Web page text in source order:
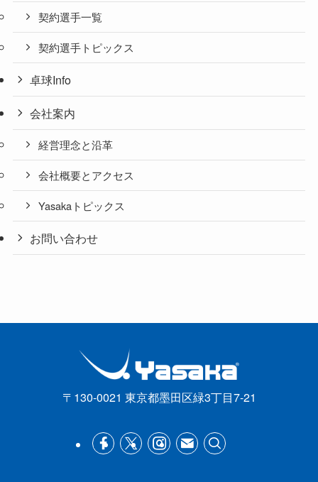
契約選手一覧
契約選手トピックス
卓球Info
会社案内
経営理念と沿革
会社概要とアクセス
Yasakaトピックス
お問い合わせ
〒130-0021 東京都墨田区緑3丁目7-21